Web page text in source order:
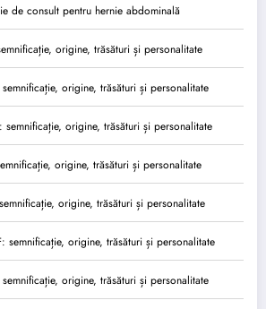
de consult pentru hernie abdominală
origine, trăsături și personalitate
semnificație, origine, trăsături și personalitate
semnificație, origine, trăsături și personalitate
origine, trăsături și personalitate
origine, trăsături și personalitate
semnificație, origine, trăsături și personalitate
semnificație, origine, trăsături și personalitate